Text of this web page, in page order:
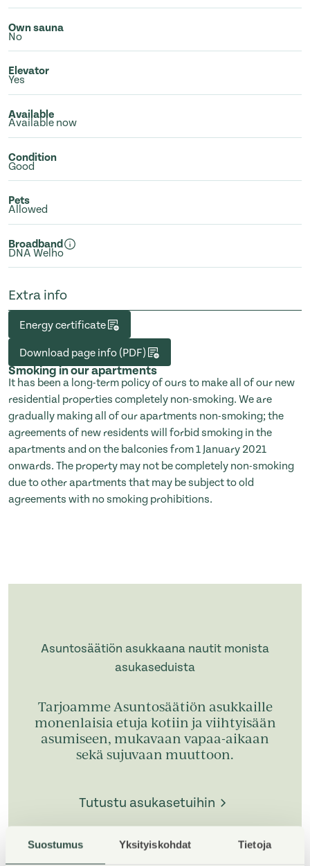
Suostumus Yksityiskohdat Tietoja
Own sauna
No
Elevator
Yes
Available
Available now
Condition
Good
Pets
Allowed
Broadband
DNA Welho
Extra info
Energy certificate
Download page info (PDF)
Smoking in our apartments
It has been a long-term policy of ours to make all of our new
residential properties completely non-smoking. We are
gradually making all of our apartments non-smoking; the
agreements of new residents will forbid smoking in the
apartments and on the balconies from 1 January 2021
onwards. The property may not be completely non-smoking
due to other apartments that may be subject to old
agreements with no smoking prohibitions.
Asuntosäätiön asukkaana nautit monista
asukaseduista
Tarjoamme Asuntosäätiön asukkaille
monenlaisia etuja kotiin ja viihtyisään
asumiseen, mukavaan vapaa-aikaan
sekä sujuvaan muuttoon.
Tutustu asukasetuihin